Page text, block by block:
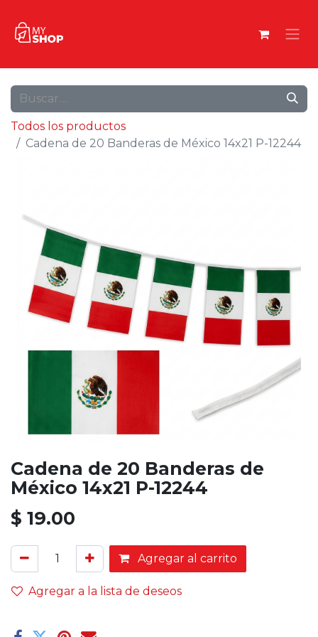
Todos los productos
Cadena de 20 Banderas de México 14x21 P-12244
Cadena de 20 Banderas de
México 14x21 P-12244
$ 19.00
Agregar al carrito
Agregar a la lista de deseos